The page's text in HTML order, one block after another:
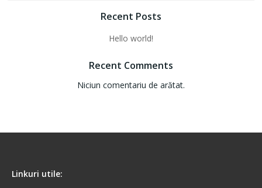
Recent Posts
Hello world!
Recent Comments
Niciun comentariu de arătat.
Linkuri utile: